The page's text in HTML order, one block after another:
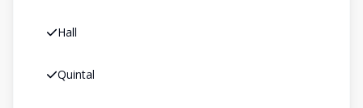
Hall
Quintal